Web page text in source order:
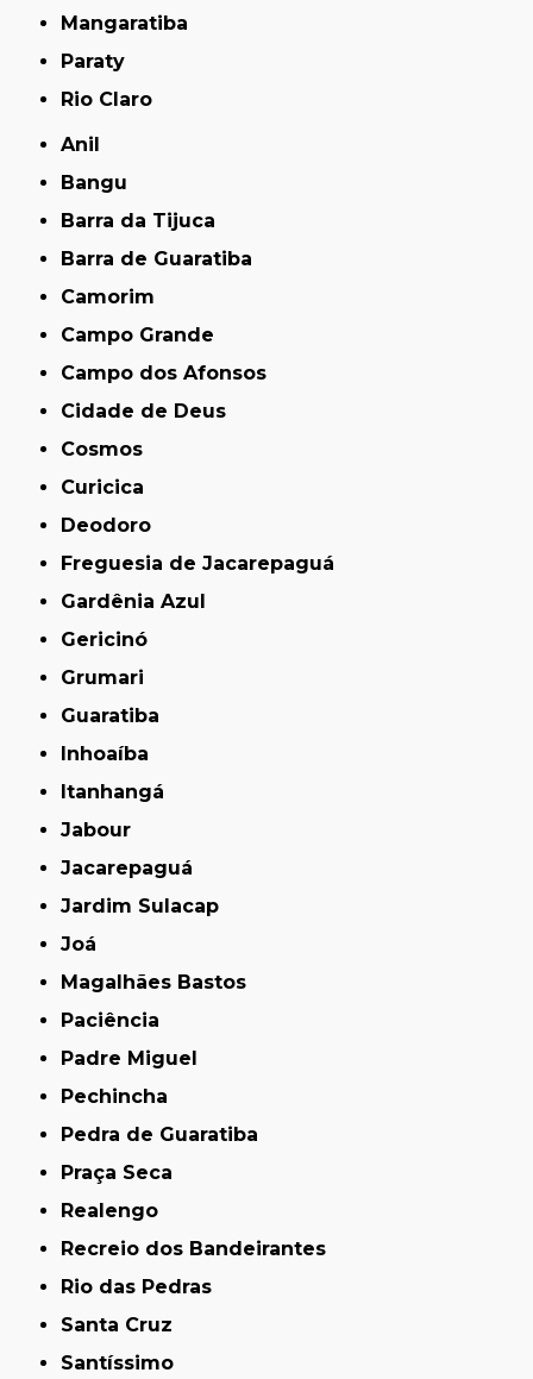
Mangaratiba
Paraty
Rio Claro
Anil
Bangu
Barra da Tijuca
Barra de Guaratiba
Camorim
Campo Grande
Campo dos Afonsos
Cidade de Deus
Cosmos
Curicica
Deodoro
Freguesia de Jacarepaguá
Gardênia Azul
Gericinó
Grumari
Guaratiba
Inhoaíba
Itanhangá
Jabour
Jacarepaguá
Jardim Sulacap
Joá
Magalhães Bastos
Paciência
Padre Miguel
Pechincha
Pedra de Guaratiba
Praça Seca
Realengo
Recreio dos Bandeirantes
Rio das Pedras
Santa Cruz
Santíssimo